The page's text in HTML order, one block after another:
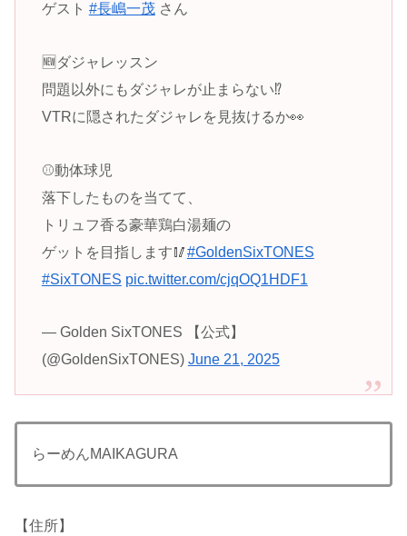
ゲスト #長嶋一茂さん
🆕ダジャレッスン
問題以外にもダジャレが止まらない⁉️
VTRに隠されたダジャレを見抜けるか👀
⚾動体球児
落下したものを当てて、
トリュフ香る豪華鶏白湯麺の
ゲットを目指します🥢#GoldenSixTONES
#SixTONES pic.twitter.com/cjqOQ1HDF1
— Golden SixTONES 【公式】
(@GoldenSixTONES) June 21, 2025
らーめんMAIKAGURA
【住所】